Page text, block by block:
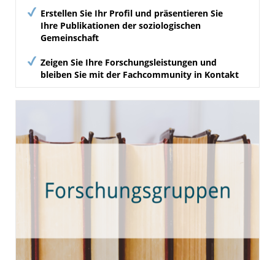
Erstellen Sie Ihr Profil und präsentieren Sie
Ihre Publikationen der soziologischen
Gemeinschaft
Zeigen Sie Ihre Forschungsleistungen und
bleiben Sie mit der Fachcommunity in Kontakt